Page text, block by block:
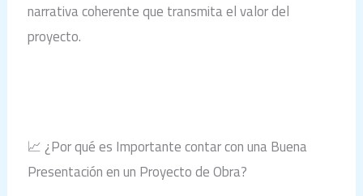
narrativa coherente que transmita el valor del
proyecto.
📈 ¿Por qué es Importante contar con una Buena
Presentación en un Proyecto de Obra?